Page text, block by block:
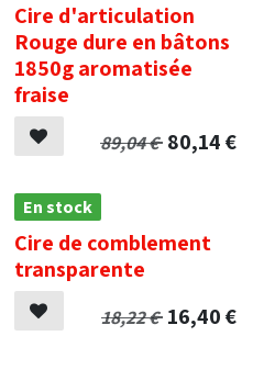
Cire d'articulation
Rouge dure en bâtons
1850g aromatisée
fraise
89,04€ 80,14€
En stock
Cire de comblement
transparente
18,22€ 16,40€